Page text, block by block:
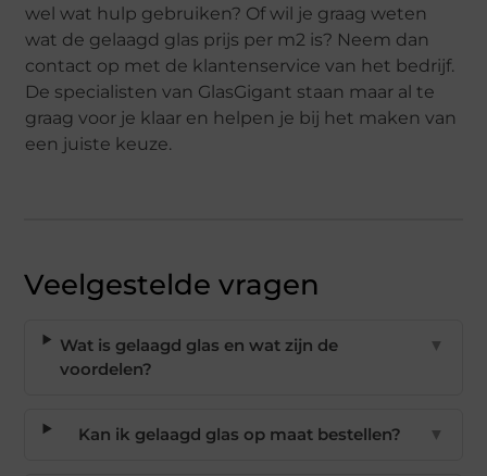
wel wat hulp gebruiken? Of wil je graag weten
wat de gelaagd glas prijs per m2 is? Neem dan
contact op met de klantenservice van het bedrijf.
De specialisten van GlasGigant staan maar al te
graag voor je klaar en helpen je bij het maken van
een juiste keuze.
Veelgestelde vragen
Wat is gelaagd glas en wat zijn de
voordelen?
▼
Kan ik gelaagd glas op maat bestellen? ▼